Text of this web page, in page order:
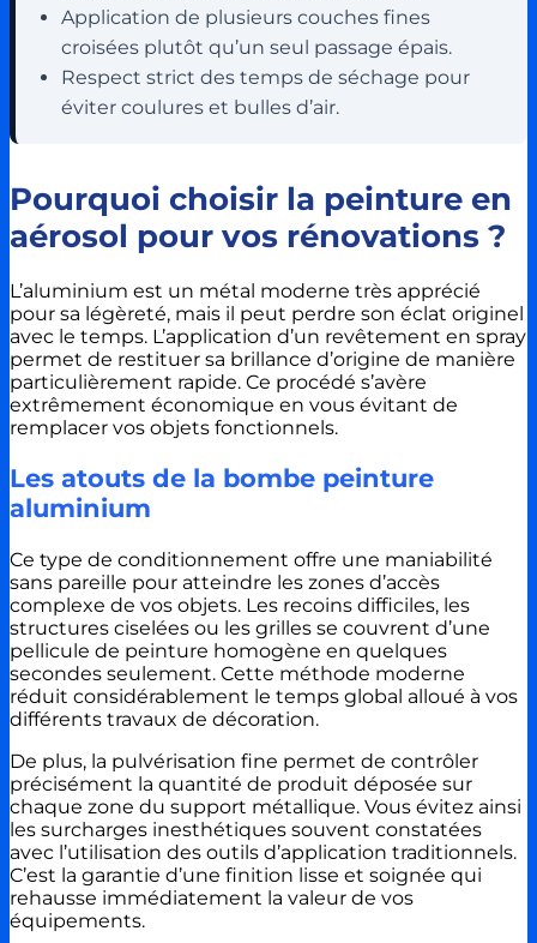
Application de plusieurs couches fines
croisées plutôt qu’un seul passage épais.
Respect strict des temps de séchage pour
éviter coulures et bulles d’air.
Pourquoi choisir la peinture en
aérosol pour vos rénovations ?
L’aluminium est un métal moderne très apprécié
pour sa légèreté, mais il peut perdre son éclat originel
avec le temps. L’application d’un revêtement en spray
permet de restituer sa brillance d’origine de manière
particulièrement rapide. Ce procédé s’avère
extrêmement économique en vous évitant de
remplacer vos objets fonctionnels.
Les atouts de la bombe peinture
aluminium
Ce type de conditionnement offre une maniabilité
sans pareille pour atteindre les zones d’accès
complexe de vos objets. Les recoins difficiles, les
structures ciselées ou les grilles se couvrent d’une
pellicule de peinture homogène en quelques
secondes seulement. Cette méthode moderne
réduit considérablement le temps global alloué à vos
différents travaux de décoration.
De plus, la pulvérisation fine permet de contrôler
précisément la quantité de produit déposée sur
chaque zone du support métallique. Vous évitez ainsi
les surcharges inesthétiques souvent constatées
avec l’utilisation des outils d’application traditionnels.
C’est la garantie d’une finition lisse et soignée qui
rehausse immédiatement la valeur de vos
équipements.